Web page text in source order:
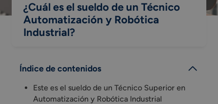
¿Cuál es el sueldo de un Técnico
Automatización y Robótica
Industrial?
Índice de contenidos
Este es el sueldo de un Técnico Superior en
Automatización y Robótica Industrial